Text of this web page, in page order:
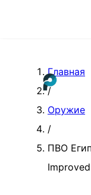
Главная
/
Оружие
/
ПВО